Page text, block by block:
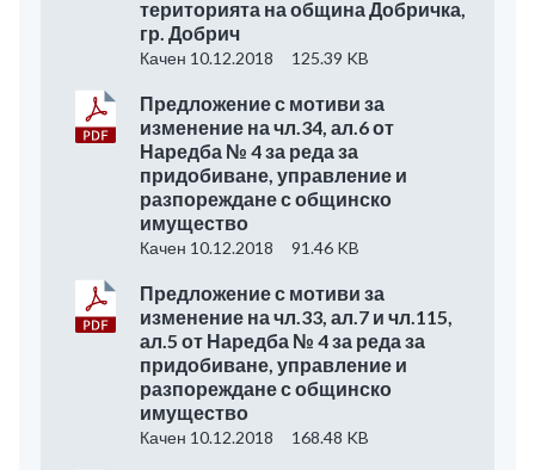
територията на община Добричка,
гр. Добрич
Качен 10.12.2018 125.39 KB
Предложение с мотиви за
изменение на чл.34, ал.6 от
Наредба № 4 за реда за
придобиване, управление и
разпореждане с общинско
имущество
Качен 10.12.2018 91.46 KB
Предложение с мотиви за
изменение на чл.33, ал.7 и чл.115,
ал.5 от Наредба № 4 за реда за
придобиване, управление и
разпореждане с общинско
имущество
Качен 10.12.2018 168.48 KB